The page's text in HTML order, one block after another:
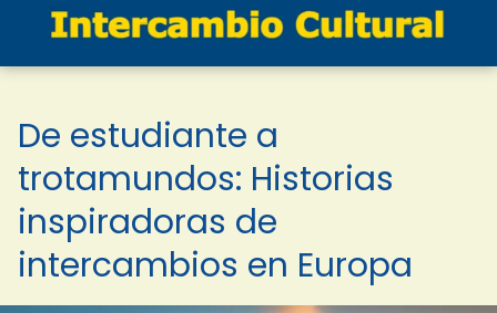
De estudiante a
trotamundos: Historias
inspiradoras de
intercambios en Europa